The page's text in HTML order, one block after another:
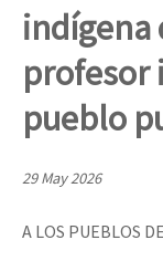
La Sexta
AutonomÍa y
Megaproyectos
Presos
Mujeres
Dia 1: Encontro
[CDMX – 20 julio]
indígena
profesor
pueblo
29 May 2026
A LOS PUEBLOS